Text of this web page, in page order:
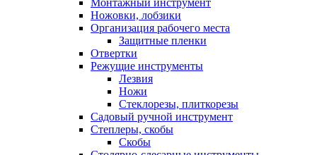
Ножовки, лобзики
Организация рабочего места
Защитные пленки
Отвертки
Режущие инструменты
Лезвия
Ножи
Стеклорезы, плиткорезы
Садовый ручной инструмент
Степлеры, скобы
Скобы